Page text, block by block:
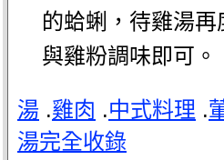
的蛤蜊，待雞湯
與雞粉調味即可。
湯 .雞肉 .中式料理 .
湯完全收錄